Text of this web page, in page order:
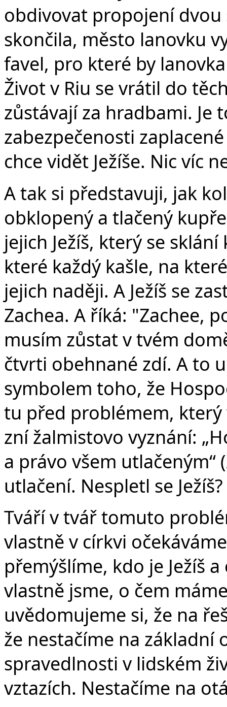
obdivovat propojení dvou
skončila, město lanovku
favel, pro které by
Život v Riu se vrátil do
zůstávají za hradbami. Je
zabezpečenosti
chce vidět Ježíše. Nic víc
A tak si představuji, jak
obklopený a tlačený
jejich Ježíš, který se
které každý kašle, na
jejich naději. A Ježíš se
Zachea. A říká: "Zachee,
musím zůstat v tvém
čtvrti obehnané zdí. A to
symbolem toho, že
tu před problémem, který
zní žalmistovo vyznání:
a právo všem utlačeným“
utlačení. Nespletl se Ježíš?
Tváří v tvář tomuto
vlastně v církvi
přemýšlíme, kdo je Ježíš
vlastně jsme, o čem
uvědomujeme si, že na
že nestačíme na
spravedlnosti v lidském
vztazích. Nestačíme na